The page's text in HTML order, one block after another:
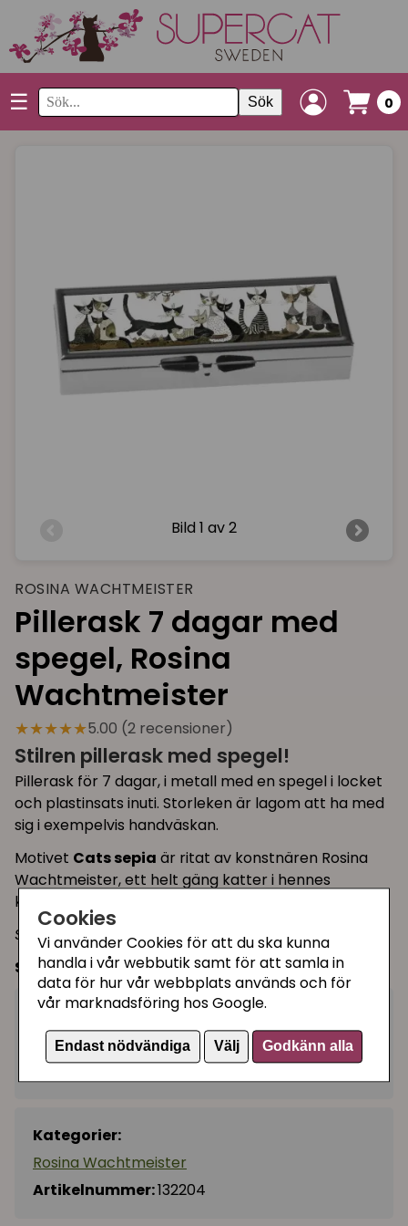
Cookies
Vi använder Cookies för att du ska kunna
handla i vår webbutik samt för att samla in
data för hur vår webbplats används och för
vår marknadsföring hos Google.
Endast nödvändiga Välj Godkänn alla
☰ Sök 0
Bild 1 av 2
ROSINA WACHTMEISTER
Pillerask 7 dagar med
spegel, Rosina
Wachtmeister
★★★★★5.00 (2 recensioner)
Stilren pillerask med spegel!
Pillerask för 7 dagar, i metall med en spegel i locket
och plastinsats inuti. Storleken är lagom att ha med
sig i exempelvis handväskan.
Motivet Cats sepia är ritat av konstnären Rosina
Wachtmeister, ett helt gäng katter i hennes
klassiska stil.
Spana gärna in de två andra motiven i serien!
Storlek:10 x 1,8 x 3 cm
159 kr − + Köp
I lager, leveranstid 1-3 vardagar
Kategorier:
Rosina Wachtmeister
Artikelnummer:132204